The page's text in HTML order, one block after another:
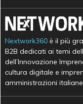
Nextwork360 è il più
B2B dedicati ai temi
dell’Innovazione
cultura digitale e
amministrazioni